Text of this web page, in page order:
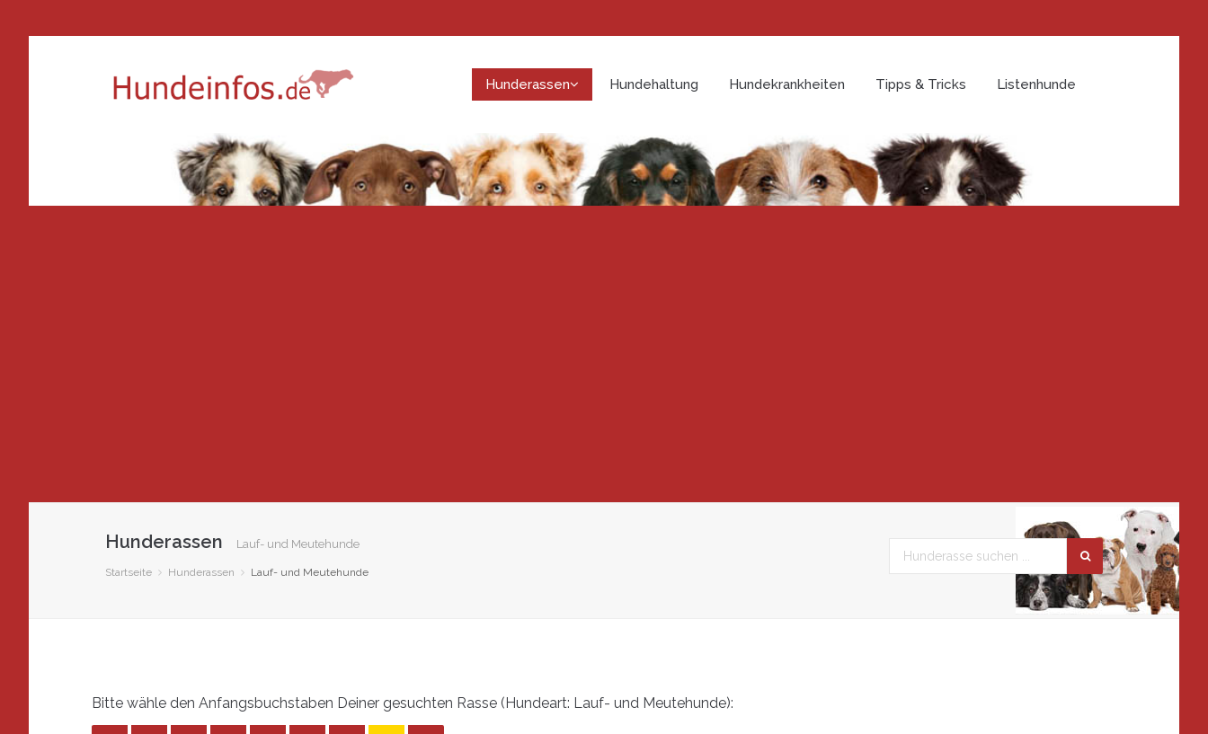
Hunderassen Hundehaltung Hundekrankheiten Tipps & Tricks Listenhunde
Hunderassen Lauf- und Meutehunde
Startseite Hunderassen Lauf- und Meutehunde
Bitte wähle den Anfangsbuchstaben Deiner gesuchten Rasse (Hundeart: Lauf- und Meutehunde):